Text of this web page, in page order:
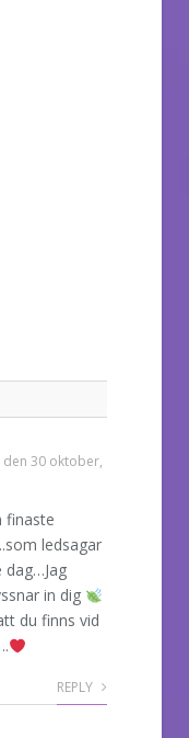
den 30 oktober,
finaste
ledsagar
dag…Jag
in dig
du finns vid
REPLY